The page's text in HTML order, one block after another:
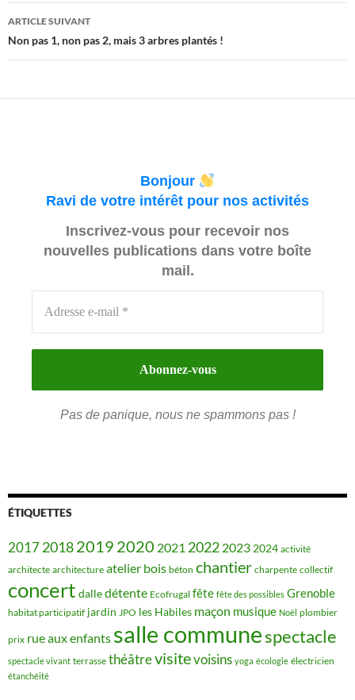
articles
ARTICLE SUIVANT
Non pas 1, non pas 2, mais 3 arbres plantés !
Bonjour
Ravi de votre intérêt pour nos activités
Inscrivez-vous pour recevoir nos
nouvelles publications dans votre boîte
mail.
Pas de panique, nous ne spammons pas !
ÉTIQUETTES
201720182019 2020 2021 2022 2023 2024 activité
architecte architecture atelier bois béton chantier charpente collectif
concert dalledétente Ecofrugal fête fête des possibles Grenoble
habitat participatif jardin JPO les Habiles maçon musique Noël plombier
prix rue aux enfants salle communespectacle
spectacle vivant terrasse théâtrevisitevoisins yoga écologie électricien
étanchéité